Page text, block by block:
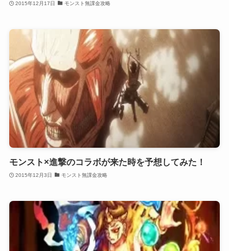
2015年12月17日 モンスト無課金攻略
モンスト×進撃のコラボが来た時を予想してみた！
2015年12月3日 モンスト無課金攻略